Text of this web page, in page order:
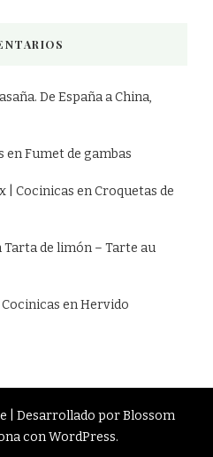
De España a China,
enFumet de gambas
| Cocinicas enCroquetas de
Tarta de limón – Tarte au
enHervido
| Desarrollado porBlossom
conWordPress.